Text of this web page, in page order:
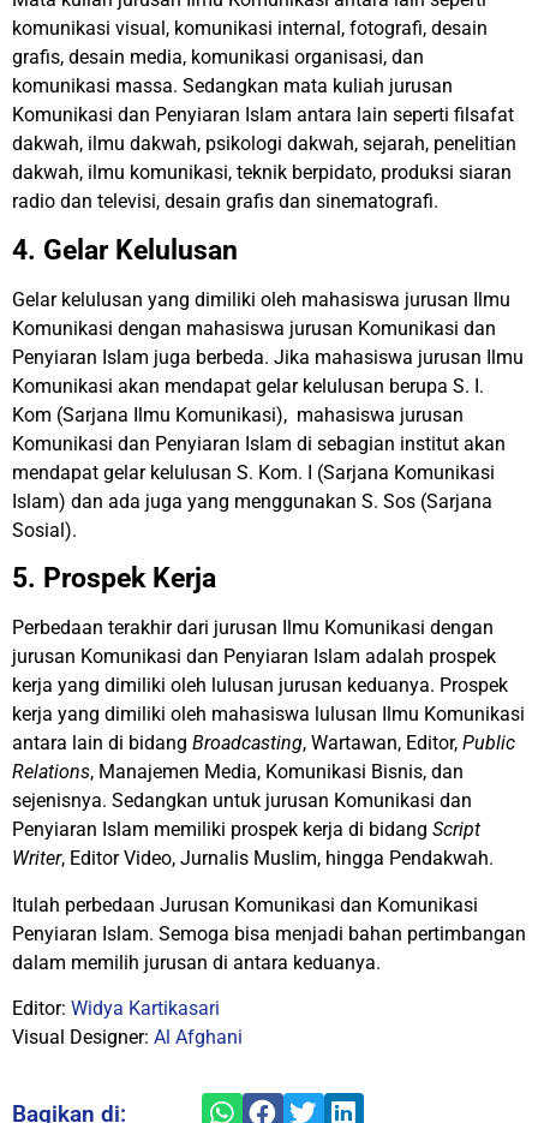
komunikasi visual, komunikasi internal, fotografi, desain
grafis, desain media, komunikasi organisasi, dan
komunikasi massa. Sedangkan mata kuliah jurusan
Komunikasi dan Penyiaran Islam antara lain seperti filsafat
dakwah, ilmu dakwah, psikologi dakwah, sejarah, penelitian
dakwah, ilmu komunikasi, teknik berpidato, produksi siaran
radio dan televisi, desain grafis dan sinematografi.
4. Gelar Kelulusan
Gelar kelulusan yang dimiliki oleh mahasiswa jurusan Ilmu
Komunikasi dengan mahasiswa jurusan Komunikasi dan
Penyiaran Islam juga berbeda. Jika mahasiswa jurusan Ilmu
Komunikasi akan mendapat gelar kelulusan berupa S. I.
Kom (Sarjana Ilmu Komunikasi), mahasiswa jurusan
Komunikasi dan Penyiaran Islam di sebagian institut akan
mendapat gelar kelulusan S. Kom. I (Sarjana Komunikasi
Islam) dan ada juga yang menggunakan S. Sos (Sarjana
Sosial).
5. Prospek Kerja
Perbedaan terakhir dari jurusan Ilmu Komunikasi dengan
jurusan Komunikasi dan Penyiaran Islam adalah prospek
kerja yang dimiliki oleh lulusan jurusan keduanya. Prospek
kerja yang dimiliki oleh mahasiswa lulusan Ilmu Komunikasi
antara lain di bidang Broadcasting, Wartawan, Editor, Public
Relations, Manajemen Media, Komunikasi Bisnis, dan
sejenisnya. Sedangkan untuk jurusan Komunikasi dan
Penyiaran Islam memiliki prospek kerja di bidang Script
Writer, Editor Video, Jurnalis Muslim, hingga Pendakwah.
Itulah perbedaan Jurusan Komunikasi dan Komunikasi
Penyiaran Islam. Semoga bisa menjadi bahan pertimbangan
dalam memilih jurusan di antara keduanya.
Editor: Widya Kartikasari
Visual Designer: Al Afghani
Bagikan di: